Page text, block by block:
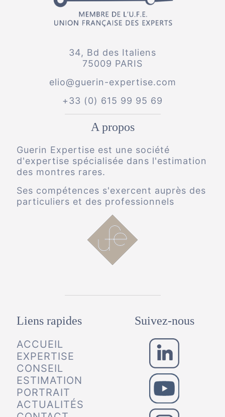
34, Bd des Italiens
75009 PARIS
elio@guerin-expertise.com
+33 (0) 615 99 95 69
A propos
Guerin Expertise est une société
d'expertise spécialisée dans l'estimation
des montres rares.
Ses compétences s'exercent auprès des
particuliers et des professionnels
Liens rapides
ACCUEIL
EXPERTISE
CONSEIL
ESTIMATION
PORTRAIT
ACTUALITÉS
Suivez-nous